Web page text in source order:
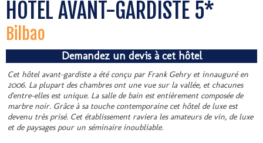
HOTEL AVANT-GARDISTE 5*
Bilbao
Demandez un devis à cet hôtel
Cet hôtel avant-gardiste a été conçu par Frank Gehry et innauguré en
2006. La plupart des chambres ont une vue sur la vallée, et chacunes
d'entre-elles est unique. La salle de bain est entièrement composée de
marbre noir. Grâce à sa touche contemporaine cet hôtel de luxe est
devenu très prisé. Cet établissement raviera les amateurs de vin, de luxe
et de paysages pour un séminaire inoubliable.